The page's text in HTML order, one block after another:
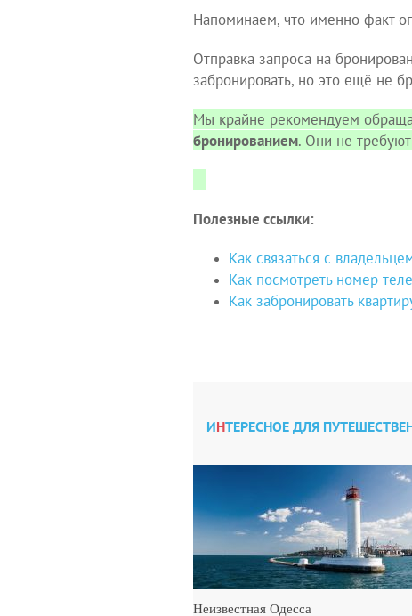
Напоминаем, что именно факт
Отправка запроса на
забронировать, но это ещё не
Мы крайне рекомендуем
бронированием. Они не
Полезные ссылки:
Как связаться с
Как посмотреть номер
Как забронировать
ИНТЕРЕСНОЕ ДЛЯ
Неизвестная Одесса